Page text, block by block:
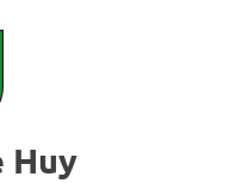
Huy